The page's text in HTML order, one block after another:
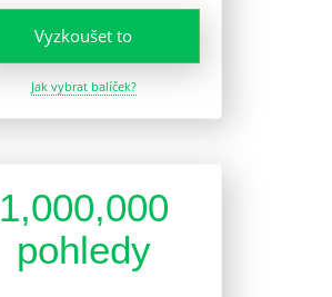
Vyzkoušet to
Jak vybrat balíček?
1,000,000
pohledy